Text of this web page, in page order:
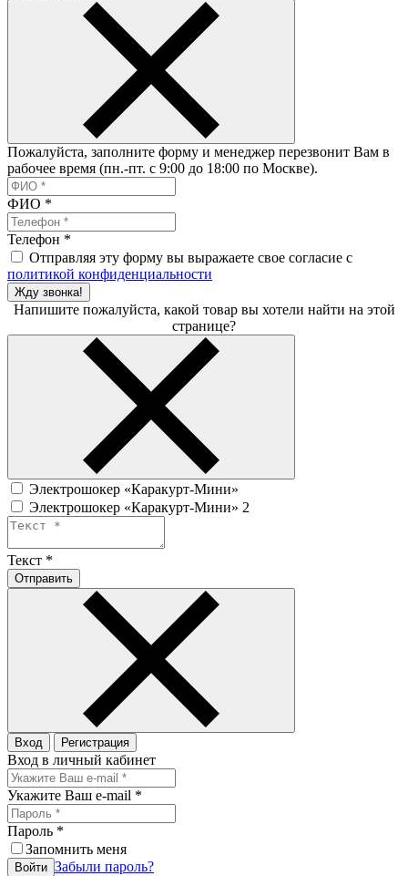
Пожалуйста, заполните форму и менеджер перезвонит Вам в
рабочее время (пн.-пт. с 9:00 до 18:00 по Москве).
ФИО *
Телефон *
Отправляя эту форму вы выражаете свое согласие с
политикой конфиденциальности
Жду звонка!
Напишите пожалуйста, какой товар вы хотели найти на этой
странице?
Электрошокер «Каракурт-Мини»
Электрошокер «Каракурт-Мини» 2
Текст *
Отправить
Вход Регистрация
Вход в личный кабинет
Укажите Ваш e-mail *
Пароль *
Запомнить меня
Войти Забыли пароль?